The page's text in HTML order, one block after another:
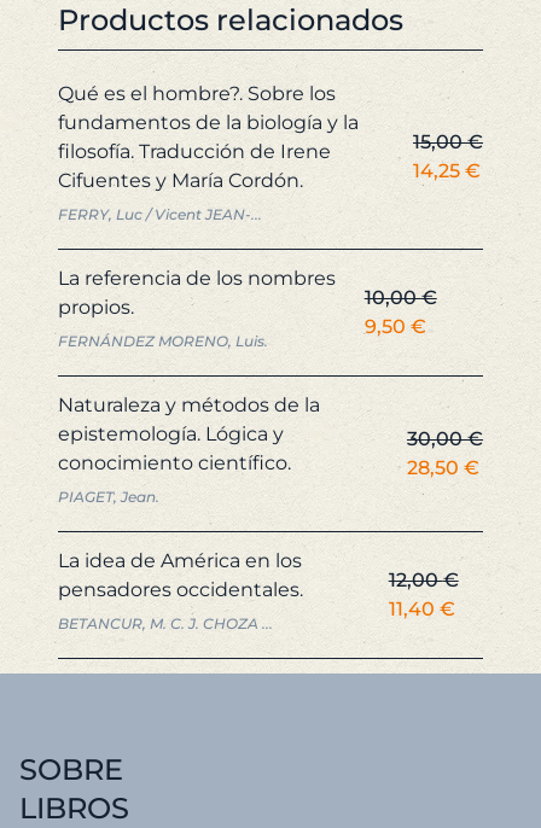
Productos relacionados
Qué es el hombre?. Sobre los
fundamentos de la biología y la
filosofía. Traducción de Irene
Cifuentes y María Cordón.
FERRY, Luc / Vicent JEAN-...
15,00€
El
precio
era:
15,00 €.
14,25 €El
actual
es:
La referencia de los nombres
propios.
FERNÁNDEZ MORENO, Luis.
10,00€
El
precio
original
era:
10,00 €.
9,50 €El
actual
es:
9,50 €.
Naturaleza y métodos de la
epistemología. Lógica y
conocimiento científico.
PIAGET, Jean.
30,00€
El
precio
original
era:
30,00 €.
28,50 €
actual
es:
28,50
La idea de América en los
pensadores occidentales.
BETANCUR, M. C. J. CHOZA ...
12,00€
El
precio
original
11,40 €El
precio
actual
SOBRE
LIBROS